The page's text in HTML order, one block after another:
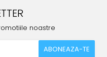
noastre